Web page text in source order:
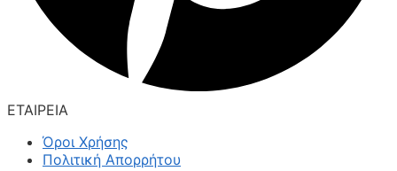
ΕΤΑΙΡΕΙΑ
Όροι Χρήσης
Πολιτική Απορρήτου